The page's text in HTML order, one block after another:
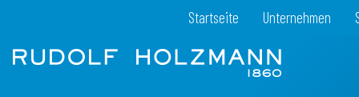
Startseite Unternehmen